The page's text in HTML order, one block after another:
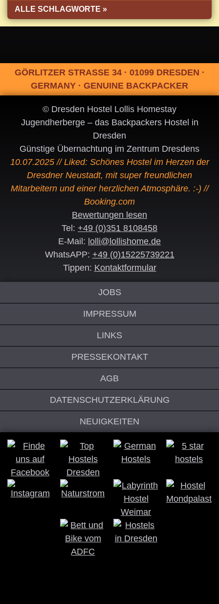
ALLE SCHLAGWORTE »
GÖRLITZER STRASSE 34 · 01099 DRESDEN ·
GERMANY · GENUINE BACKPACKER
© Dresden Hostel Lollis Homestay
Jugendherberge – das Backpackers Hostel in
Dresden
Günstige Übernachtung im Zentrum Dresdens
10.07.2025 // Liked: Schönes Hostel im Herzen der
Dresdner Neustadt, mit super freundlichen
Mitarbeitern und einer herzlichen Atmosphäre. :-) //
Booking.com
Bewertungen lesen
Tel: +49 (0)351 8108458
E-Mail: lolli@lollishome.de
WhatsAPP: +49 (0)15225739221
Tippen: Kontaktformular
JOBS
IMPRESSUM
LINKS
PRESSEKONTAKT
AGB
DATENSCHUTZERKLÄRUNG
NEUIGKEITEN